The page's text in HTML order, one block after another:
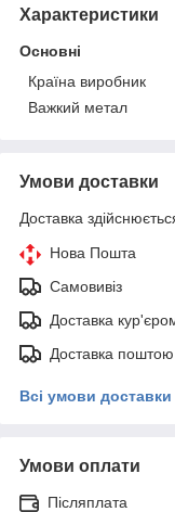
Характеристики
Основні
Країна виробник
Важкий метал
Умови доставки
Доставка
Нова Пошта
Самовивіз
Доставка
Доставка поштою
Всі умови доставки
Умови оплати
Післяплата